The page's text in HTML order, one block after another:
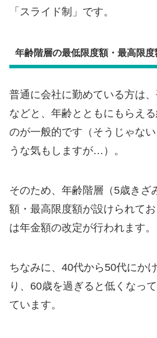
「スライド制」です。
年齢階層の最低限度額・最高限度
普通に会社に勤めている方は
などと、年齢とともにもらえ
のが一般的です（そうじゃな
うな気もしますが…）。
そのため、年齢階層（5歳きざ
額・最高限度額が設けられて
は年金額の改定が行われます。
ちなみに、40代から50代にか
り、60歳を過ぎると低くなっ
ています。